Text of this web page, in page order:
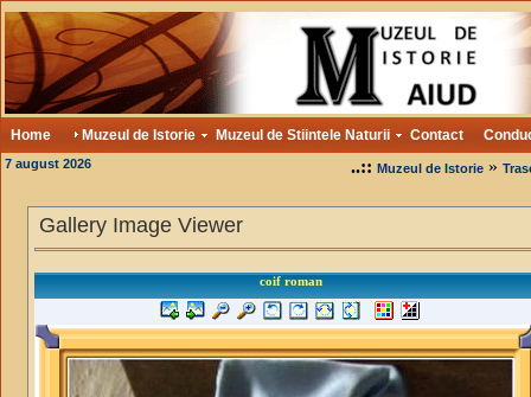
Home Muzeul de Istorie Muzeul de Stiintele Naturii Contact
7 august 2026 ..:: Muzeul de Istorie»
Gallery Image Viewer
coif roman